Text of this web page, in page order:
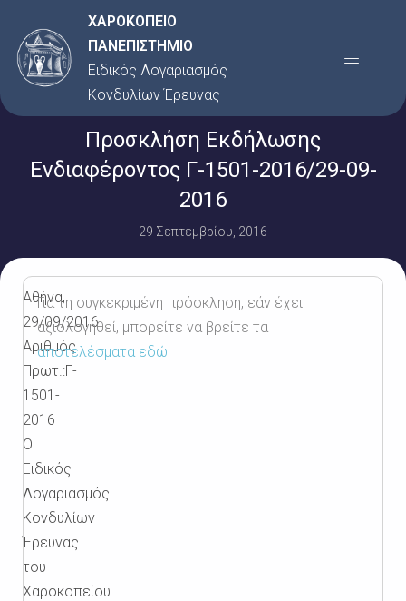
στο
περιεχόμενο
ΧΑΡΟΚΟΠΕΙΟ
ΠΑΝΕΠΙΣΤΗΜΙΟ
Ειδικός Λογαριασμός
Κονδυλίων Έρευνας
Menu
Προσκλήση Εκδήλωσης
Ενδιαφέροντος Γ-1501-2016/29-09-
2016
29 Σεπτεμβρίου, 2016
Αθήνα,
29/09/2016
Αριθμός
Πρωτ.:Γ-
1501-
2016
Ο
Ειδικός
Λογαριασμός
Κονδυλίων
Έρευνας
του
Χαροκοπείου
Για τη συγκεκριμένη πρόσκληση, εάν έχει
αξιολογηθεί, μπορείτε να βρείτε τα
αποτελέσματα εδώ